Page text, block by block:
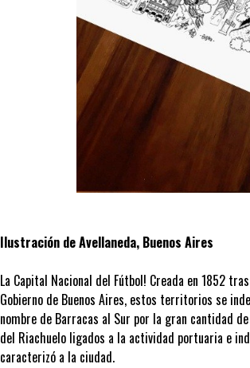
Ilustración de Avellaneda, Buenos Aires
La Capital Nacional del Fútbol! Creada en 1852
Gobierno de Buenos Aires, estos territorios se
nombre de Barracas al Sur por la gran cantidad
del Riachuelo ligados a la actividad portuaria e
caracterizó a la ciudad.